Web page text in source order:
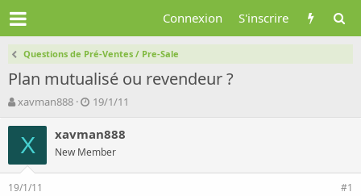
Connexion S'inscrire
Questions de Pré-Ventes / Pre-Sale
Plan mutualisé ou revendeur ?
A
t
e
r
d
xavman888
D
t
d
e
19/1/11
X xavman888
New Member
19/1/11 #1